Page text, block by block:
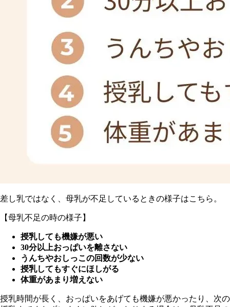
差し乳ではなく、母乳が不足しているときの様子はこちら。
【母乳不足の時の様子】
授乳しても機嫌が悪い
30分以上おっぱいを離さない
うんちやおしっこの回数が少ない
授乳してもすぐにほしがる
体重があまり増えない
授乳時間が長く、おっぱいをあげても機嫌が悪かったり、次の